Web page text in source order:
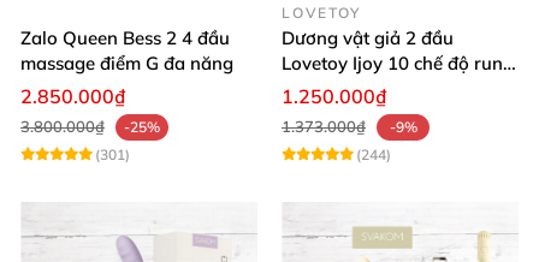
Zalo Queen Bess 2 4 đầu
massage điểm G đa năng
2.850.000₫
3.800.000₫
-25%
(301)
LOVETOY
Dương vật giả 2 đầu
Lovetoy Ijoy 10 chế độ rung
sạc tiện lợi mua ngay
1.250.000₫
1.373.000₫
-9%
(244)